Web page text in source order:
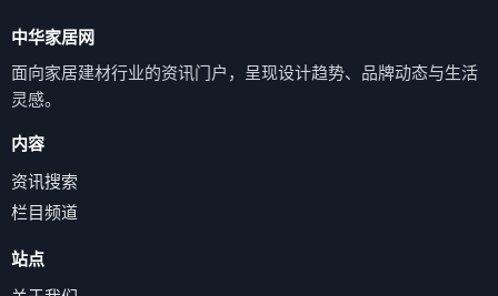
中华家居网
面向家居建材行业的资讯门户，呈现设计趋势、品牌动态与生活
灵感。
内容
资讯搜索
栏目频道
站点